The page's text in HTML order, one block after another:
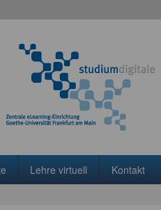
Lehre virtuell Kontakt